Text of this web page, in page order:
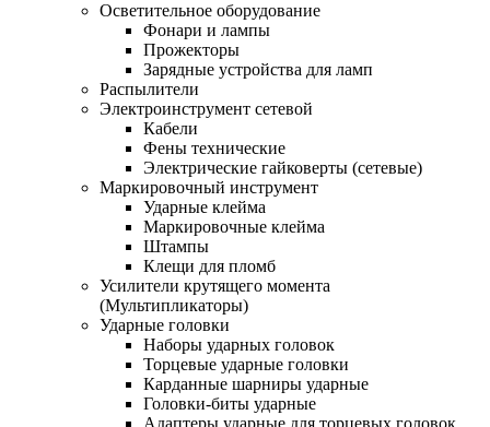
Осветительное оборудование
Фонари и лампы
Прожекторы
Зарядные устройства для ламп
Распылители
Электроинструмент сетевой
Кабели
Фены технические
Электрические гайковерты (сетевые)
Маркировочный инструмент
Ударные клейма
Маркировочные клейма
Штампы
Клещи для пломб
Усилители крутящего момента
(Мультипликаторы)
Ударные головки
Наборы ударных головок
Торцевые ударные головки
Карданные шарниры ударные
Головки-биты ударные